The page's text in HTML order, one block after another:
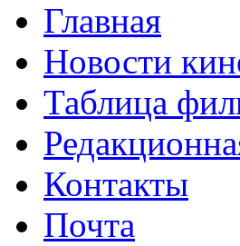
Главная
Новости
Таблица
Контакты
Почта